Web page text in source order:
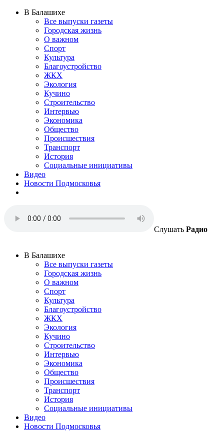
В Балашихе
Все выпуски газеты
Городская жизнь
О важном
Спорт
Культура
Благоустройство
ЖКХ
Экология
Кучино
Строительство
Интервью
Экономика
Общество
Происшествия
Транспорт
История
Социальные инициативы
Видео
Новости Подмосковья
Слушать Радио
В Балашихе
Все выпуски газеты
Городская жизнь
О важном
Спорт
Культура
Благоустройство
ЖКХ
Экология
Кучино
Строительство
Интервью
Экономика
Общество
Происшествия
Транспорт
История
Социальные инициативы
Видео
Новости Подмосковья